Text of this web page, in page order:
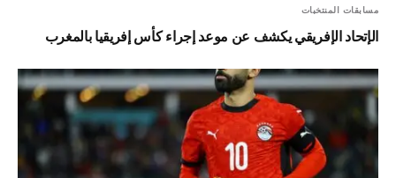
مسابقات المنتخبات
الإتحاد الإفريقي يكشف عن موعد إجراء كأس إفريقيا بالمغرب